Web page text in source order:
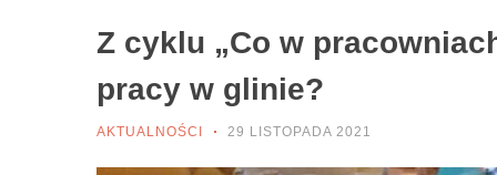
Z cyklu „Co w
pracy w glinie?
AKTUALNOŚCI 29 LISTOPADA 2021